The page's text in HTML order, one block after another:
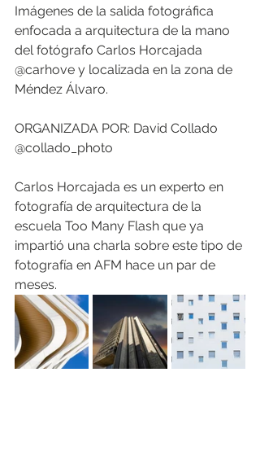
Imágenes de la salida fotográfica
enfocada a arquitectura de la mano
del fotógrafo Carlos Horcajada
@carhove y localizada en la zona de
Méndez Álvaro.
ORGANIZADA POR: David Collado
@collado_photo
Carlos Horcajada es un experto en
fotografía de arquitectura de la
escuela Too Many Flash que ya
impartió una charla sobre este tipo de
fotografía en AFM hace un par de
meses.